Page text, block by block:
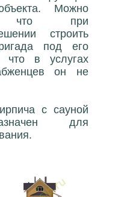
Можно
что при
строить
под его
что в услугах
он не
с сауной
для